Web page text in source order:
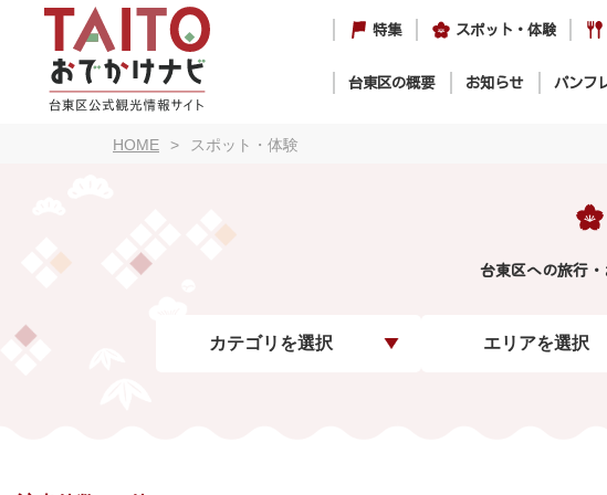
特集 スポット・体験
台東区の概要 お知らせ パンフ
HOME スポット・体験
台東区への旅行
カテゴリを選択 エリアを選択